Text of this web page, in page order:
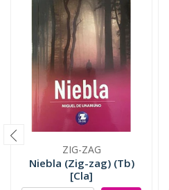
ZIG-ZAG
Niebla (Zig-zag) (Tb)
[Cla]